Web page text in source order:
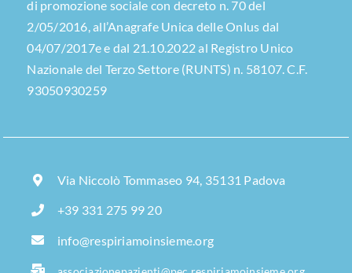
di promozione sociale con decreto n. 70 del
2/05/2016, all’Anagrafe Unica delle Onlus dal
04/07/2017e e dal 21.10.2022 al Registro Unico
Nazionale del Terzo Settore (RUNTS) n. 58107. C.F.
93050930259
Via Niccolò Tommaseo 94, 35131 Padova
+39 331 275 99 20
info@respiriamoinsieme.org